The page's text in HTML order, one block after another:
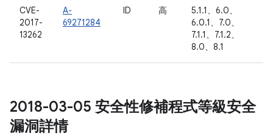
CVE-
2017-
13262
A-
69271284
ID 高
5.1.1、6.0、
6.0.1、7.0、
7.1.1、7.1.2、
8.0、8.1
2018-03-05 安全性修補程式等級安全
漏洞詳情